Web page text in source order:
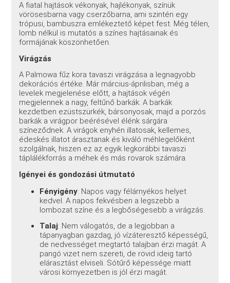
A fiatal hajtások vékonyak, hajlékonyak, színük
vörösesbarna vagy cserzőbarna, ami szintén egy
trópusi, bambuszra emlékeztető képet fest. Még télen,
lomb nélkül is mutatós a színes hajtásainak és
formájának köszönhetően.
Virágzás
A Palmowa fűz kora tavaszi virágzása a legnagyobb
dekorációs értéke. Már március-áprilisban, még a
levelek megjelenése előtt, a hajtások végén
megjelennek a nagy, feltűnő barkák. A barkák
kezdetben ezüstszürkék, bársonyosak, majd a porzós
barkák a virágpor beérésével élénk sárgára
színeződnek. A virágok enyhén illatosak, kellemes,
édeskés illatot árasztanak és kiváló méhlegelőként
szolgálnak, hiszen ez az egyik legkorábbi tavaszi
táplálékforrás a méhek és más rovarok számára.
Igényei és gondozási útmutató
Fényigény: Napos vagy félárnyékos helyet
kedvel. A napos fekvésben a legszebb a
lombozat színe és a legbőségesebb a virágzás.
Talaj: Nem válogatós, de a legjobban a
tápanyagban gazdag, jó vízáteresztő képességű,
de nedvességet megtartó talajban érzi magát. A
pangó vizet nem szereti, de rövid ideig tartó
elárasztást elviseli. Sótűrő képessége miatt
városi környezetben is jól érzi magát.